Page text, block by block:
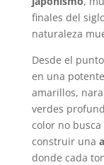
finales del
naturaleza
Desde el
en una
amarillos,
verdes
color no
construir una
donde cada